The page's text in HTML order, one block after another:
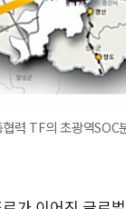
력 TF의 초광역